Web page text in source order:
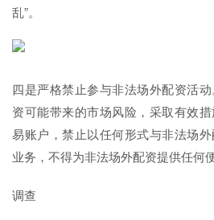
乱”。
四是严格禁止参与非法场外配资活
资可能带来的市场风险，采取有效
易账户，禁止以任何形式与非法场
业务，不得为非法场外配资提供任何便
调查